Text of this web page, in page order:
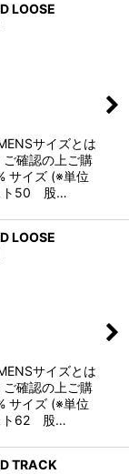
LOOSE
サイズとは
確認の上ご購
サイズ (※単位
ト50 股…
LOOSE
サイズとは
確認の上ご購
サイズ (※単位
ト62 股…
TRACK